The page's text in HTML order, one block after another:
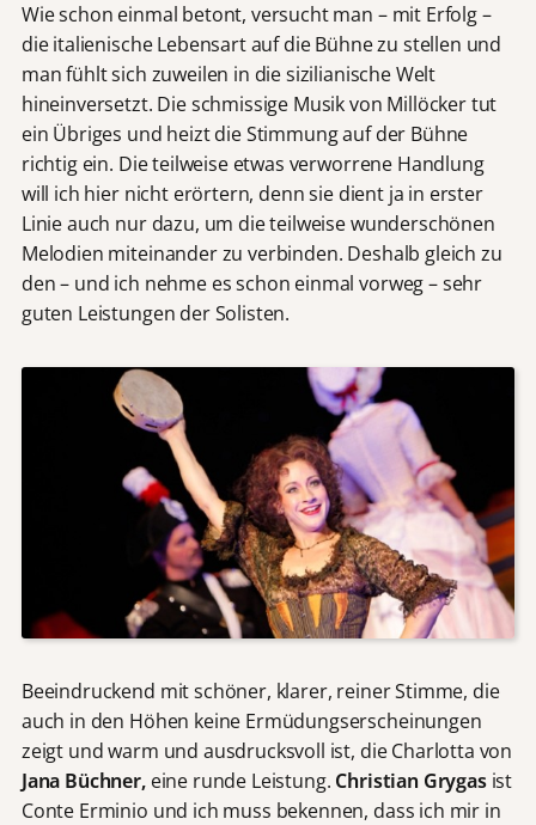
Wie schon einmal betont, versucht man – mit Erfolg –
die italienische Lebensart auf die Bühne zu stellen und
man fühlt sich zuweilen in die sizilianische Welt
hineinversetzt. Die schmissige Musik von Millöcker tut
ein Übriges und heizt die Stimmung auf der Bühne
richtig ein. Die teilweise etwas verworrene Handlung
will ich hier nicht erörtern, denn sie dient ja in erster
Linie auch nur dazu, um die teilweise wunderschönen
Melodien miteinander zu verbinden. Deshalb gleich zu
den – und ich nehme es schon einmal vorweg – sehr
guten Leistungen der Solisten.
Beeindruckend mit schöner, klarer, reiner Stimme, die
auch in den Höhen keine Ermüdungserscheinungen
zeigt und warm und ausdrucksvoll ist, die Charlotta von
Jana Büchner, eine runde Leistung. Christian Grygasist
Conte Erminio und ich muss bekennen, dass ich mir in